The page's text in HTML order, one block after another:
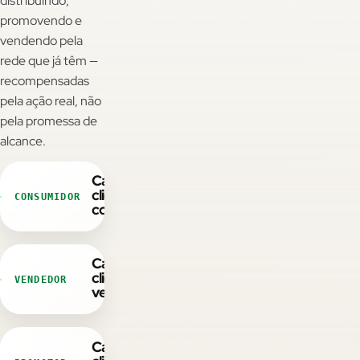
promovendo e
vendendo pela
rede que já têm —
recompensadas
pela ação real, não
pela promessa de
alcance.
CONSUMIDOR
Cada
cliente
consome
VENDEDOR
Cada
cliente
vende
Cada
CAC ↓ • LTV ↑
Padrão de mercado
Estudos de terceiros sobre comunidade reportam CAC
menor e LTV maior - não é resultado Wibx nem promessa.
Economia circular
Verba que volta como consumo
Quando o usuário resgata na sua loja - eficiência de verba,